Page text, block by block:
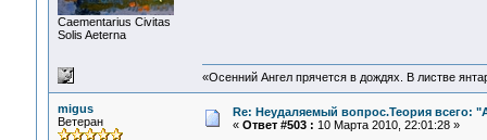
Сaementarius Civitas
Solis Aeterna
«Осенний Ангел прячется в дождях. В листве
migus
Ветеран
Re: Неудаляемый вопрос.Теория всего:
« Ответ #503 : 10 Марта 2010, 22:01:28 »